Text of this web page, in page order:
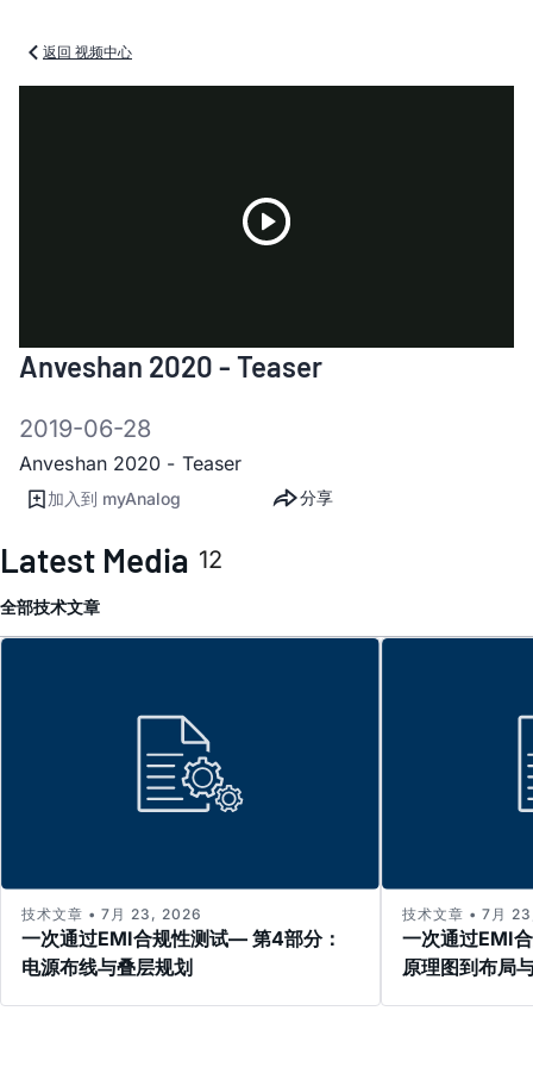
返回 视频中心
Video
Anveshan 2020 - Teaser
2019-06-28
Anveshan 2020 - Teaser
加入到 myAnalog 分享
Latest Media 12
全部技术文章
一次通过EMI合规性测试— 第4部分：
电源布线与叠层规划
技术文章 • 7月 23, 2026
一次通过EMI
原理图到布局
技术文章 • 7月